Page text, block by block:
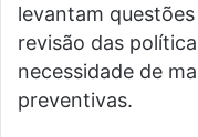
levantam
revisão das
necessidade de
preventivas.